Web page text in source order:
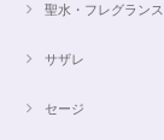
聖水・フレグランス
サザレ
セージ